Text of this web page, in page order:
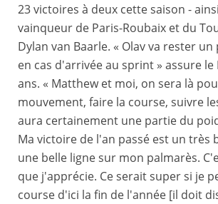
23 victoires à deux cette saison -
vainqueur de Paris-Roubaix et du
Dylan van Baarle. « Olav va rester
en cas d'arrivée au sprint » assure le
ans. « Matthew et moi, on sera là
mouvement, faire la course, suivre
aura certainement une partie du
Ma victoire de l'an passé est un très
une belle ligne sur mon palmarès.
que j'apprécie. Ce serait super si je
course d'ici la fin de l'année [il doit